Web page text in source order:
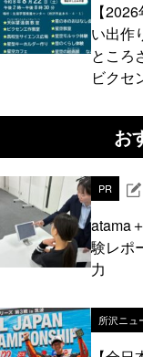
【
い出作
ところ
ビクセ
お
PR
atama
験レポ
力
所沢ニュ